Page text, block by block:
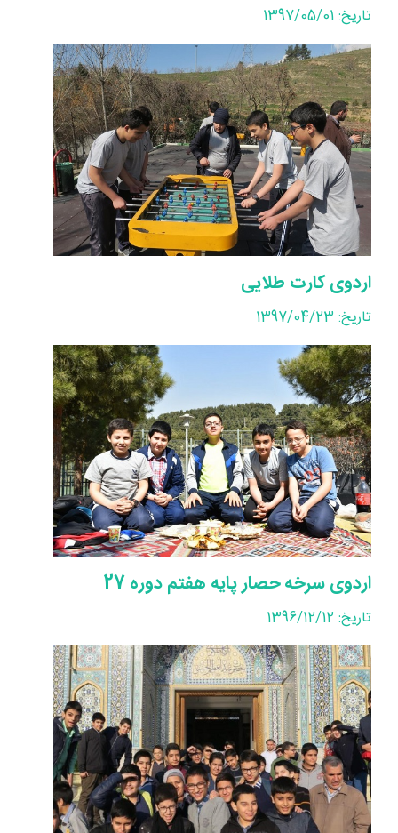
تاریخ: 1397/05/01
اردوی کارت طلایی
تاریخ: 1397/04/23
اردوی سرخه حصار پایه هفتم دوره 27
تاریخ: 1396/12/12